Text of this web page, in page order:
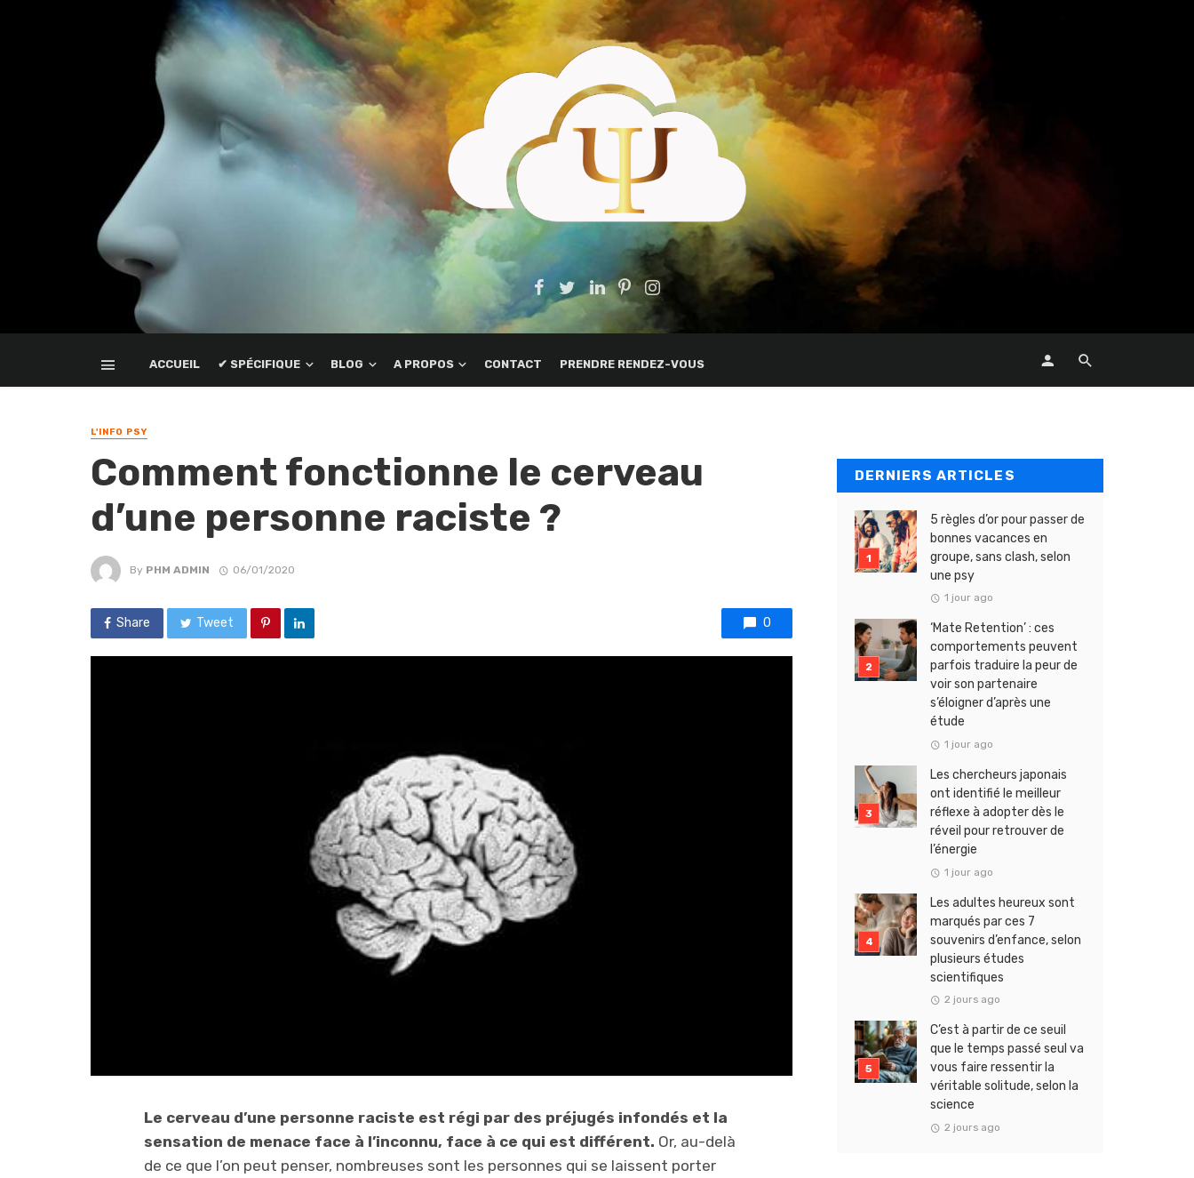
ACCUEIL ✔ SPÉCIFIQUE BLOG A PROPOS CONTACT PRENDRE RENDEZ-VOUS
L'INFO PSY
Comment fonctionne le cerveau
d’une personne raciste ?
By PHM ADMIN 06/01/2020
Share Tweet 0
Le cerveau d’une personne raciste est régi par des préjugés infondés et la
sensation de menace face à l’inconnu, face à ce qui est différent. Or, au-delà
de ce que l’on peut penser, nombreuses sont les personnes qui se laissent porter
DERNIERS ARTICLES
5 règles d’or pour passer de
bonnes vacances en
groupe, sans clash, selon
une psy
1 jour ago
‘Mate Retention’ : ces
comportements peuvent
parfois traduire la peur de
voir son partenaire
s’éloigner d’après une
étude
1 jour ago
Les chercheurs japonais
ont identifié le meilleur
réflexe à adopter dès le
réveil pour retrouver de
l’énergie
1 jour ago
Les adultes heureux sont
marqués par ces 7
souvenirs d’enfance, selon
plusieurs études
scientifiques
2 jours ago
C’est à partir de ce seuil
que le temps passé seul va
vous faire ressentir la
véritable solitude, selon la
science
2 jours ago